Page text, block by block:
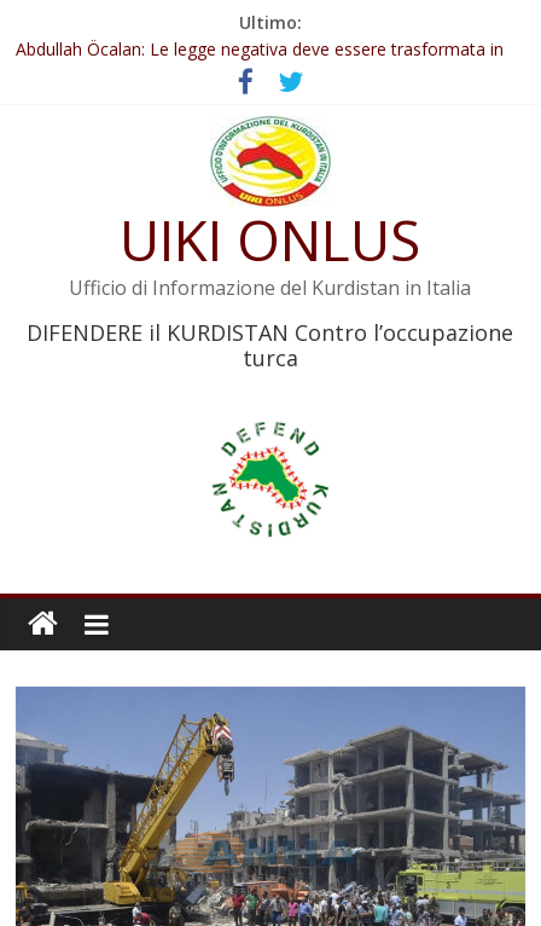
Ultimo:
Il KNK chiede un’azione internazionale contro i crimini di guerra
Abdullah Öcalan: Le legge negativa deve essere trasformata in
Inizia la seconda fase del processo
Commissione donne del KNK: Şengal è di nuovo sotto minaccia
Non tenere conto della situazione di Rêber Apo ostacolerebbe
l’attuazione della leggeUIKI ONLUS
Ufficio di Informazione del Kurdistan in Italia
DIFENDERE il KURDISTAN Contro l’occupazione
turca